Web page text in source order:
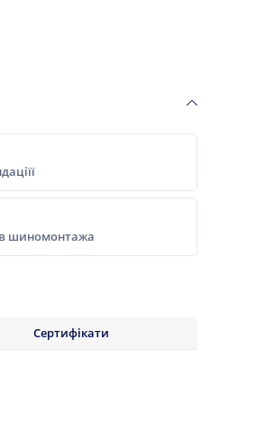
шиномонтажа
Сертифікати